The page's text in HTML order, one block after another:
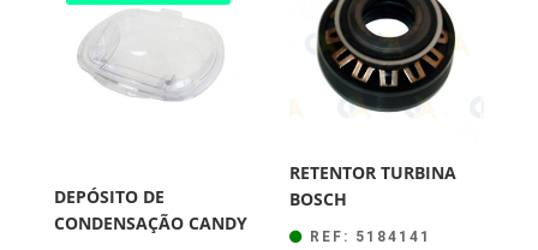
DEPÓSITO DE
CONDENSAÇÃO CANDY
RETENTOR TURBINA
BOSCH
REF: 5184141